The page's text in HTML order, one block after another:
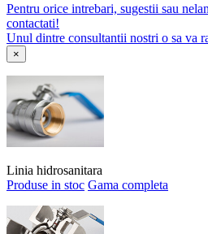
Pentru orice intrebari, sugestii sau
contactati!
Unul dintre consultantii nostri o sa va
×
Linia hidrosanitara
Produse in stoc Gama completa